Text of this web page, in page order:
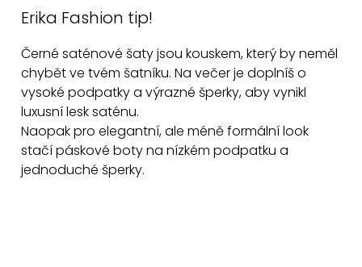
a
c
í
r
v
k
o
v
n
í
Erika Fashion tip!
Černé saténové šaty jsou kouskem, který by neměl
chybět ve tvém šatníku. Na večer je doplníš o
vysoké podpatky a výrazné šperky, aby vynikl
luxusní lesk saténu.
Naopak pro elegantní, ale méně formální look
stačí páskové boty na nízkém podpatku a
jednoduché šperky.